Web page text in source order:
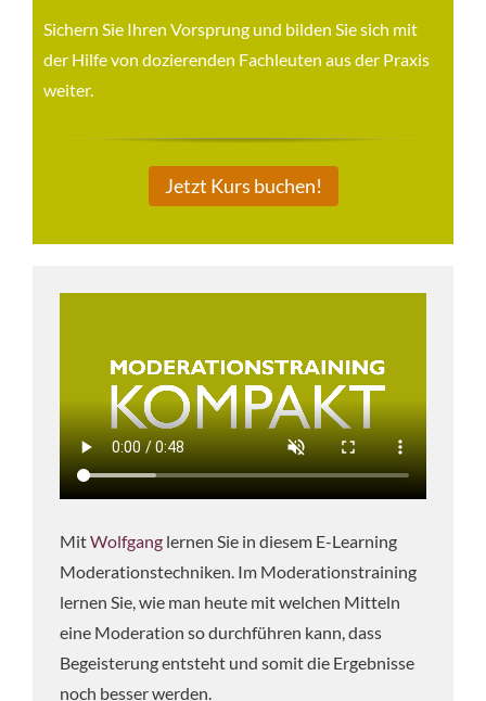
Sichern Sie Ihren Vorsprung und bilden Sie sich mit
der Hilfe von dozierenden Fachleuten aus der Praxis
weiter.
Jetzt Kurs buchen!
MitWolfganglernen Sie in diesem E-Learning
Moderationstechniken. Im Moderationstraining
lernen Sie, wie man heute mit welchen Mitteln
eine Moderation so durchführen kann, dass
Begeisterung entsteht und somit die Ergebnisse
noch besser werden.